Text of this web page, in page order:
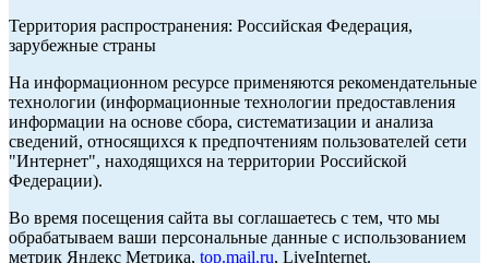
Территория распространения: Российская Федерация,
зарубежные страны
На информационном ресурсе применяются рекомендательные
технологии (информационные технологии предоставления
информации на основе сбора, систематизации и анализа
сведений, относящихся к предпочтениям пользователей сети
"Интернет", находящихся на территории Российской
Федерации).
Во время посещения сайта вы соглашаетесь с тем, что мы
обрабатываем ваши персональные данные с использованием
метрик Яндекс Метрика, top.mail.ru, LiveInternet.